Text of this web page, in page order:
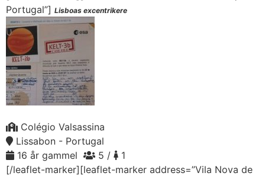
Portugal”] Lisboas excentrikere
Colégio Valsassina
Lissabon - Portugal
16 år gammel
5 /
1
[/leaflet-marker][leaflet-marker address=”Vila Nova de